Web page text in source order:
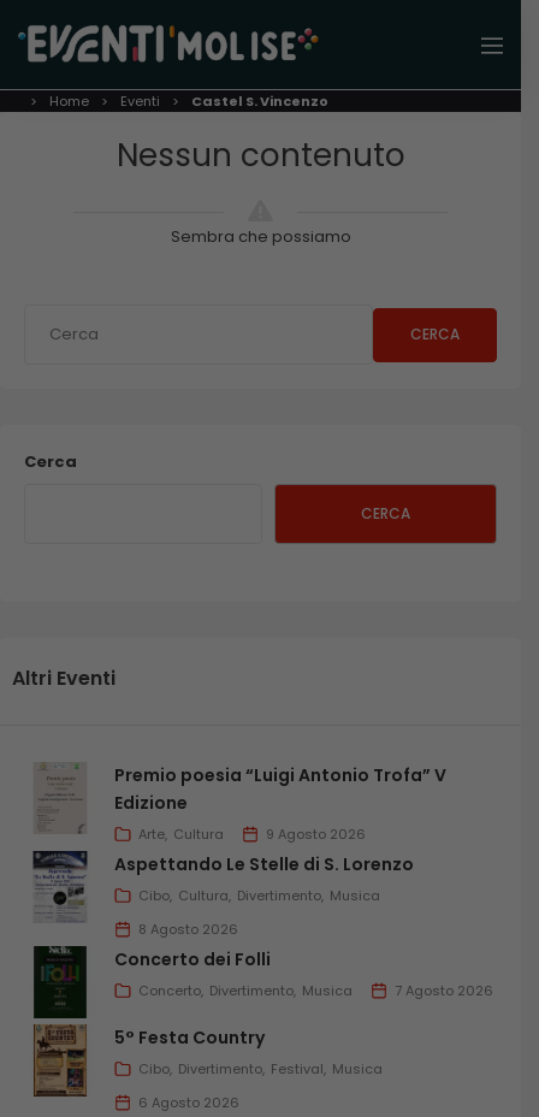
Home Eventi Castel S. Vincenzo
Nessun contenuto
Sembra che possiamo
CERCA
Cerca
CERCA
Altri Eventi
Premio poesia “Luigi Antonio Trofa” V
Edizione
Arte Cultura 9 Agosto 2026
Aspettando Le Stelle di S. Lorenzo
Cibo Cultura Divertimento Musica
8 Agosto 2026
Concerto dei Folli
Concerto Divertimento Musica 7 Agosto 2026
5° Festa Country
Cibo Divertimento Festival Musica
6 Agosto 2026